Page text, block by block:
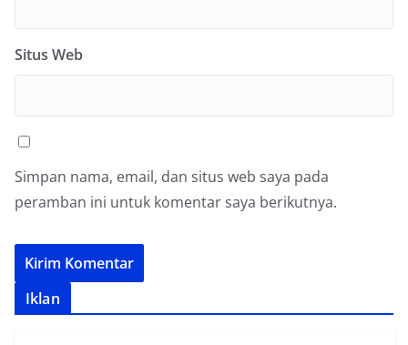
Situs Web
Simpan nama, email, dan situs web saya pada
peramban ini untuk komentar saya berikutnya.
Iklan